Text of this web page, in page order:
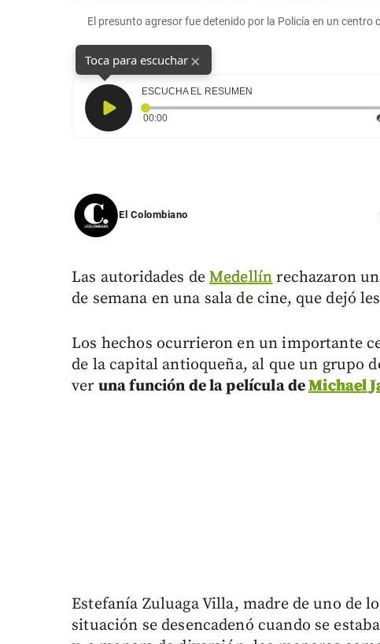
El presunto agresor fue detenido por la Policía en un centro
Toca para escuchar ×
ESCUCHA EL RESUMEN
00:00Tiempo transcurrido: 0 segundos
El Colombiano
Las autoridades deMedellínrechazaron
de semana en una sala de cine, que dejó
Los hechos ocurrieron en un importante
de la capital antioqueña, al que un grupo
ver una función de la película deMichael
Estefanía Zuluaga Villa, madre de uno de
situación se desencadenó cuando se